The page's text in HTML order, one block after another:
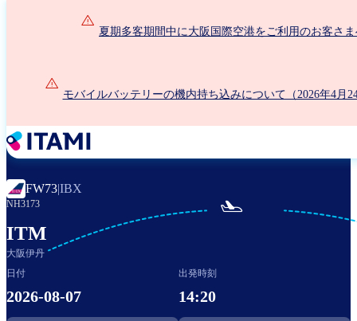
ツ
に
動
夏期多客期間中に大阪国際空港をご利用のお客さ
モバイルバッテリーの機内持ち込みについて（2026年4月
FW73|IBX
NH3173
ITM
大阪伊丹

日付
2026-08-07
出発時刻
14:20